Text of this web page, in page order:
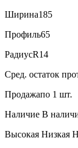
Ширина185
Профиль65
РадиусR14
Сред. остаток
Продажапо 1 шт.
Наличие В
Высокая Низкая